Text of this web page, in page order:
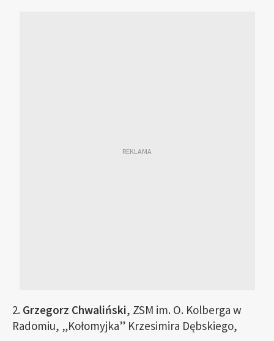
2. Grzegorz Chwaliński, ZSM im. O. Kolberga w
Radomiu, „Kołomyjka” Krzesimira Dębskiego,